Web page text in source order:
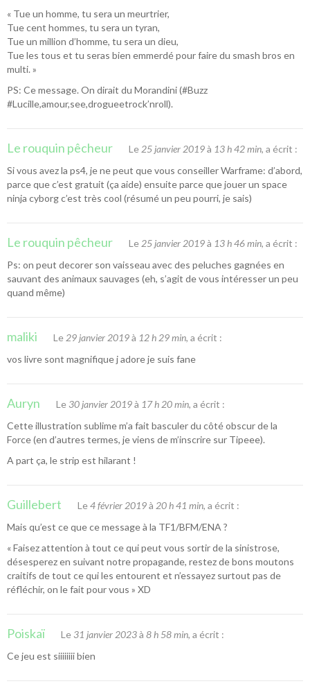
« Tue un homme, tu sera un meurtrier,
Tue cent hommes, tu sera un tyran,
Tue un million d’homme, tu sera un dieu,
Tue les tous et tu seras bien emmerdé pour faire du smash bros en
multi. »
PS: Ce message. On dirait du Morandini (#Buzz
#Lucille,amour,see,drogueetrock’nroll).
Le rouquin pêcheur Le 25 janvier 2019à 13 h 42 min, a écrit :
Si vous avez la ps4, je ne peut que vous conseiller Warframe: d’abord,
parce que c’est gratuit (ça aide) ensuite parce que jouer un space
ninja cyborg c’est très cool (résumé un peu pourri, je sais)
Le rouquin pêcheur Le 25 janvier 2019à 13 h 46 min, a écrit :
Ps: on peut decorer son vaisseau avec des peluches gagnées en
sauvant des animaux sauvages (eh, s’agit de vous intéresser un peu
quand même)
maliki Le 29 janvier 2019à 12 h 29 min, a écrit :
vos livre sont magnifique j adore je suis fane
Auryn Le 30 janvier 2019à 17 h 20 min, a écrit :
Cette illustration sublime m’a fait basculer du côté obscur de la
Force (en d’autres termes, je viens de m’inscrire sur Tipeee).
A part ça, le strip est hilarant !
Guillebert Le4 février 2019à 20 h 41 min, a écrit :
Mais qu’est ce que ce message à la TF1/BFM/ENA ?
« Faisez attention à tout ce qui peut vous sortir de la sinistrose,
désesperez en suivant notre propagande, restez de bons moutons
craitifs de tout ce qui les entourent et n’essayez surtout pas de
réfléchir, on le fait pour vous » XD
Poiskaï Le 31 janvier 2023à 8 h 58 min, a écrit :
Ce jeu est siiiiiiii bien